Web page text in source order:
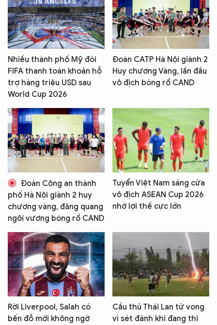
Nhiều thành phố Mỹ đòi
FIFA thanh toán khoản hỗ
trợ hàng triệu USD sau
World Cup 2026
Đoàn CATP Hà Nội giành 2
Huy chương Vàng, lần đầu
vô địch bóng rổ CAND
Đoàn Công an thành
phố Hà Nội giành 2 huy
chương vàng, đăng quang
ngôi vương bóng rổ CAND
Tuyển Việt Nam sáng cửa
vô địch ASEAN Cup 2026
nhờ lợi thế cực lớn
Rời Liverpool, Salah có
bến đỗ mới không ngờ
Cầu thủ Thái Lan tử vong
vì sét đánh khi đang thi